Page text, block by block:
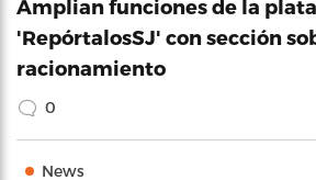
Amplian funciones de la
'RepórtalosSJ' con sección
racionamiento
0
News